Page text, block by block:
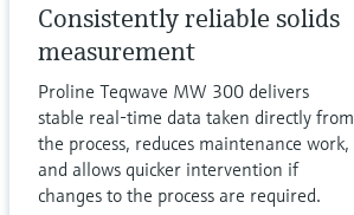
Consistently reliable solids
measurement
Proline Teqwave MW 300 delivers
stable real-time data taken directly from
the process, reduces maintenance work,
and allows quicker intervention if
changes to the process are required.